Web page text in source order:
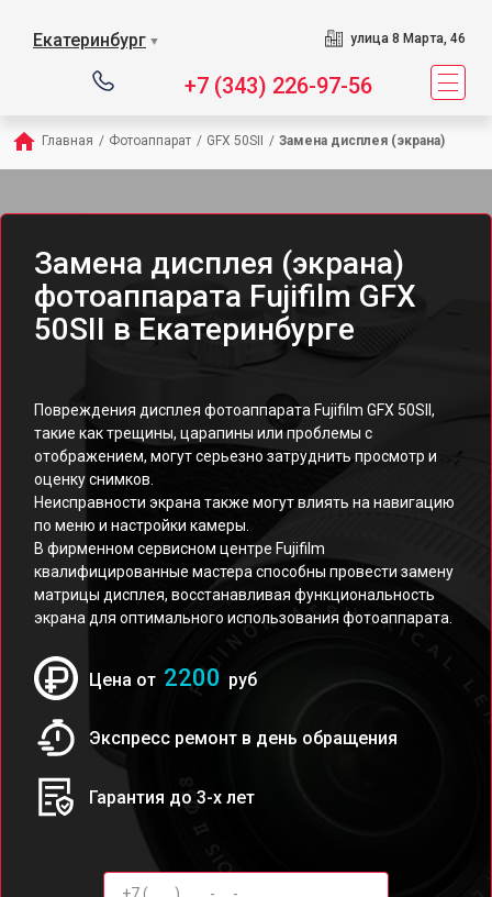
Екатеринбург ▼ улица 8 Марта, 46
+7 (343) 226-97-56
Главная / Фотоаппарат / GFX 50SII / Замена дисплея (экрана)
Замена дисплея (экрана)
фотоаппарата Fujifilm GFX
50SII в Екатеринбурге
Повреждения дисплея фотоаппарата Fujifilm GFX 50SII,
такие как трещины, царапины или проблемы с
отображением, могут серьезно затруднить просмотр и
оценку снимков.
Неисправности экрана также могут влиять на навигацию
по меню и настройки камеры.
В фирменном сервисном центре Fujifilm
квалифицированные мастера способны провести замену
матрицы дисплея, восстанавливая функциональность
экрана для оптимального использования фотоаппарата.
Цена от 2200 руб
Экспресс ремонт в день обращения
Гарантия до 3-х лет